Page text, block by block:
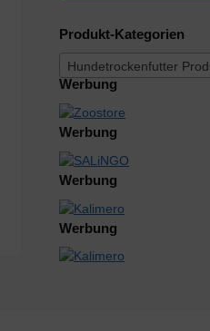
Produkt-Kategorien
Hundetrockenfutter
Werbung
Werbung
Werbung
Werbung